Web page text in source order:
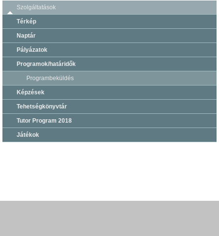
Szolgáltatások
Térkép
Naptár
Pályázatok
Programok/határidők
Programbeküldés
Képzések
Tehetségkönyvtár
Tutor Program 2018
Játékok